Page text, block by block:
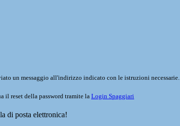
un messaggio all'indirizzo indicato con le istruzioni necessarie.
il reset della password tramite la Login Spaggiari
di posta elettronica!